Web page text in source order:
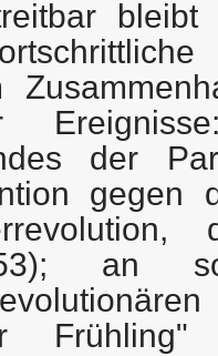
der
gegen
53); an